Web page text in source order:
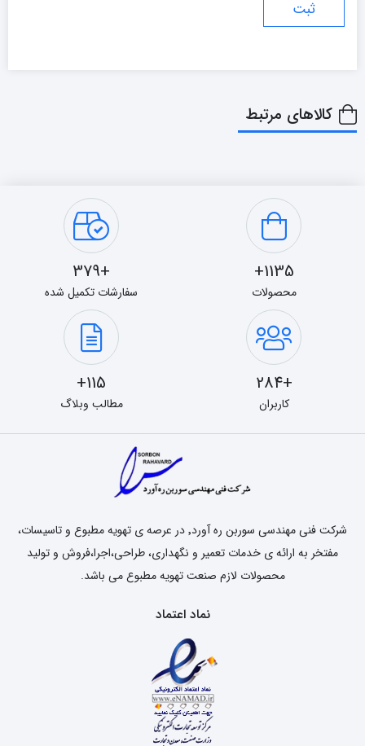
کالاهای مرتبط
1135+
محصولات
+379
سفارشات تکمیل شده
+284
کاربران
115+
مطالب وبلاگ
شرکت فنی مهندسی سوربن ره آورد٬ در عرصه ی تهویه مطبوع و تاسیسات،
مفتخر به ارائه ی خدمات تعمیر و نگهداری، طراحی،اجرا،فروش و تولید
محصولات لازم صنعت تهویه مطبوع می باشد.
نماد اعتماد